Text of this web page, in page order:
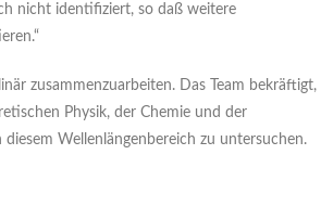
nicht identifiziert, so daß weitere
zusammenzuarbeiten. Das Team bekräftigt,
Physik, der Chemie und der
Wellenlängenbereich zu untersuchen.